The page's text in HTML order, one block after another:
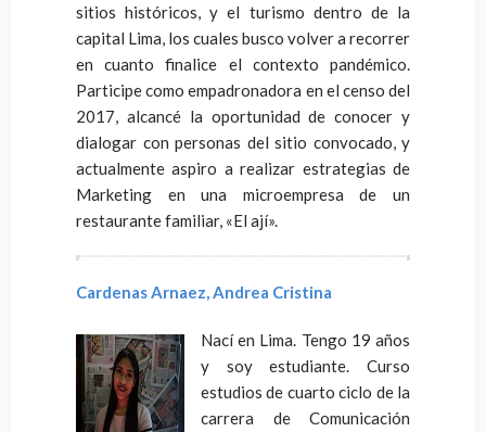
sitios históricos, y el turismo dentro de la
capital Lima, los cuales busco volver a recorrer
en cuanto finalice el contexto pandémico.
Participe como empadronadora en el censo del
2017, alcancé la oportunidad de conocer y
dialogar con personas del sitio convocado, y
actualmente aspiro a realizar estrategias de
Marketing en una microempresa de un
restaurante familiar, «El ají».
Cardenas Arnaez, Andrea Cristina
Nací en Lima. Tengo 19 años
y soy estudiante. Curso
estudios de cuarto ciclo de la
carrera de Comunicación